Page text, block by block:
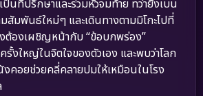
ป็นที่ปรึกษาและร่วมหัวจมท้าย ทว่ายิ่งเบน
มสัมพันธ์ใหม่ๆ และเดินทางตามมิโกะไปที่
ต้องเผชิญหน้ากับ “ข้อบกพร่อง”
งใหญ่ในจิตใจของตัวเอง และพบว่าโลก
คอยช่วยคลี่คลายปมให้เหมือนในโรง